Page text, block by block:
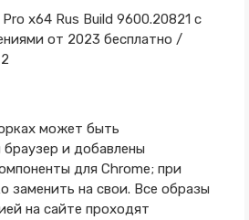
Pro x64 Rus Build 9600.20821 с
от 2023 бесплатно /
может быть
браузер и добавлены
для Chrome; при
заменить на свои. Все образы
на сайте проходят